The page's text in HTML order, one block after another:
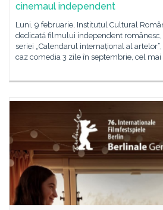
cinemaul independent
Luni, 9 februarie, Institutul Cultural
dedicată filmului independent
seriei „Calendarul internațional al
caz comedia 3 zile în septembrie, cel